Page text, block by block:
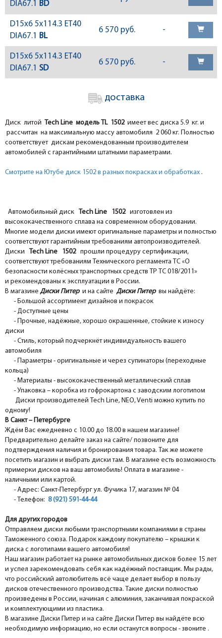
DIA67.1 BD
D15x6 5x114.3 ET40
DIA67.1 BL
6 570 руб. -
D15x6 5x114.3 ET40
DIA67.1 SD
6 570 руб. -
доставка
Диск литой Tech Line модель TL 1502имеет вес диска 5.9 кг. и
рассчитан на максимальную массу автомобиля 2 060 кг. Полностью
соответствует дискам рекомендованным производителем
автомобилей с гарантийными штатными параметрами.
Смотрите на Ютубе диск 1502 в разных покрасках и обработках .
Автомобильный диск Tech Line 1502 изготовлен из
высококачественного сплава на современном оборудовании.
Многие модели диски имеют оригинальные параметры и полностью
соответствуют гарантийным требованиям автопроизводителей.
Диски Tech Line 1502 прошли процедуру сертификации,
соответствуют требованиям Технического регламента ТС «О
безопасности колёсных транспортных средств ТР ТС 018/2011»
и рекомендованы к эксплуатации в России.
В магазине Диски Питер и на сайте Диски Питер вы найдёте:
- Большой ассортимент дизайнов и покрасок
- Доступные цены
- Прочные, надёжные, хорошо окрашенные, стойкие к износу
диски
- Стиль, который подчеркнёт индивидуальность вашего
автомобиля
- Параметры - оригинальные и через супинаторы (переходные
кольца)
- Материалы - высококачественный металлический сплав
- Упаковка – коробка из гофрокартона с заводским логотипом
Диски производителей Tech Line, NEO, Venti можно купить по
одному!
В Санкт – Петербурге
Ждём Вас ежедневно с 10.00 до 18.00 в нашем магазине!
Предварительно делайте заказ на сайте/ позвоните для
подтверждения наличия и бронирования товара. Так же можете
посетить магазин и выбрать диски там. В магазине есть возможность
примерки дисков на ваш автомобиль! Оплата в магазине -
наличными или картой.
- Адрес: Санкт-Петербург ул. Фучика 17, магазин № 04
- Телефон: 8 (921) 591-44-44
Для других городов
Отправляем диски любыми транспортными компаниями в страны
Таможенного союза. Подарок каждому покупателю – крышки к
диска с логотипами вашего автомобиля!
Наш магазин работает на рынке автомобильных дисков более 15 лет
и успел зарекомендовать себя как надёжный поставщик. Мы рады,
что российский автолюбитель всё чаще делает выбор в пользу
дисков отечественного производства. Такие диски полностью
произведены в России, начиная с алюминия, заканчивая покраской
и комплектующими из пластика.
В магазине Диски Питер и на сайте Диски Питер вы найдёте всю
необходимую информацию, но если останутся вопросы - звоните .